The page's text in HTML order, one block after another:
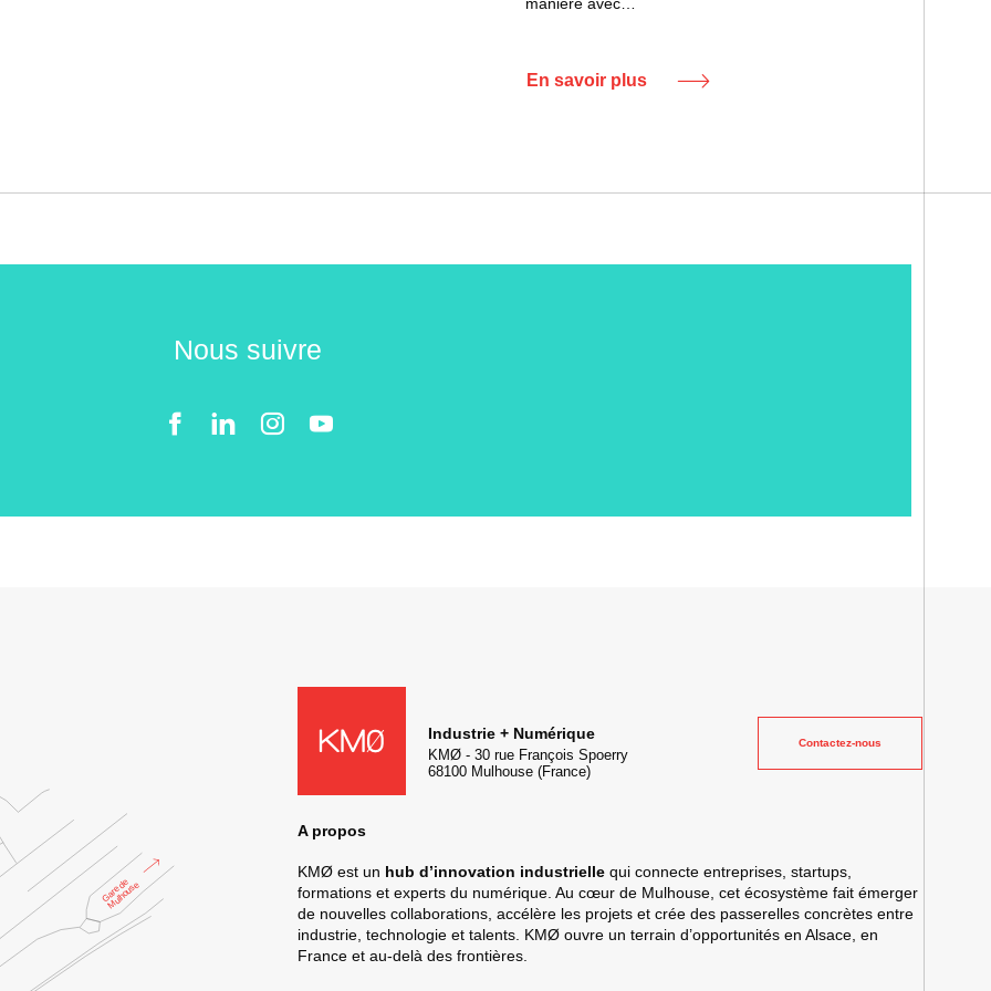
En savoir plus
Nous suivre
Industrie + Numérique
KMØ - 30 rue François Spoerry
68100 Mulhouse (France)
Contactez-nous
A propos
KMØ est un hub d’innovation industrielle qui connecte entreprises, startups,
formations et experts du numérique. Au cœur de Mulhouse, cet écosystème fait émerger
de nouvelles collaborations, accélère les projets et crée des passerelles concrètes entre
industrie, technologie et talents. KMØ ouvre un terrain d’opportunités en Alsace, en
France et au-delà des frontières.